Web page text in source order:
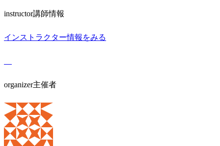
instructor講師情報
インストラクター情報をみる
organizer主催者